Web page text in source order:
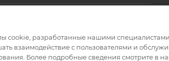
магазин
cookie, разработанные нашими
взаимодействие с пользователями и
Более подробные сведения смотрите в